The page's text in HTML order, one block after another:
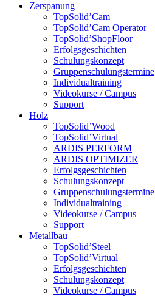
Zerspanung
TopSolid’Cam
TopSolid’Cam Operator
TopSolid’ShopFloor
Erfolgsgeschichten
Schulungskonzept
Gruppenschulungstermine
Individualtraining
Videokurse / Campus
Support
Holz
TopSolid’Wood
TopSolid’Virtual
ARDIS PERFORM
ARDIS OPTIMIZER
Erfolgsgeschichten
Schulungskonzept
Gruppenschulungstermine
Individualtraining
Videokurse / Campus
Support
Metallbau
TopSolid’Steel
TopSolid’Virtual
Erfolgsgeschichten
Schulungskonzept
Videokurse / Campus